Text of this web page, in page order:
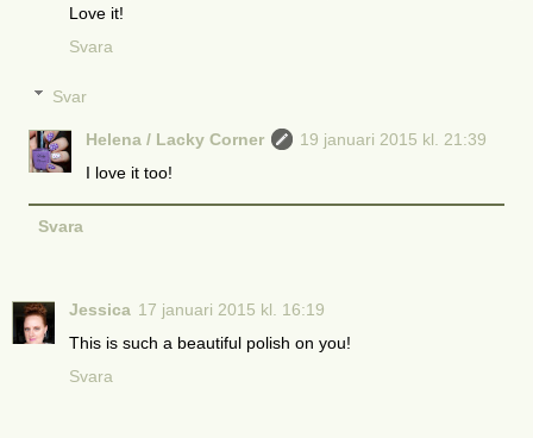
Love it!
Svara
Svar
Helena / Lacky Corner
19 januari 2015 kl. 21:39
I love it too!
Svara
Jessica 17 januari 2015 kl. 16:19
This is such a beautiful polish on you!
Svara